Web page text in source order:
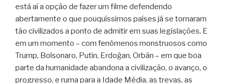
está aí a opção de fazer um filme defendendo
abertamente o que pouquíssimos países já se tornaram
tão civilizados a ponto de admitir em suas legislações. E
em um momento – com fenômenos monstruosos como
Trump, Bolsonaro, Putin, Erdoğan, Orbán – em que boa
parte da humanidade abandona a civilização, o avanço, o
progresso, e ruma para a Idade Média, as trevas, as